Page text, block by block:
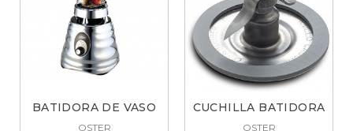
BATIDORA DE VASO
OSTER OBL245X...
OSTER
CUCHILLA BATIDORA
DE VASO OSTER...
OSTER